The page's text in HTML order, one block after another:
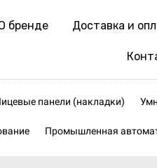
бренде Доставка и
панели (накладки)
Промышленная